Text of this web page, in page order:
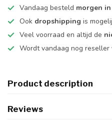
Vandaag besteld morgen
Ook dropshipping is
Veel voorraad en altijd de
Wordt vandaag nog reseller
Product description
Reviews